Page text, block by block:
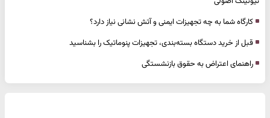
کارگاه شما به چه تجهیزات ایمنی و آتش نشانی نیاز دارد؟
قبل از خرید دستگاه بسته‌بندی، تجهیزات پنوماتیک را بشناسید
راهنمای اعتراض به حقوق بازنشستگی